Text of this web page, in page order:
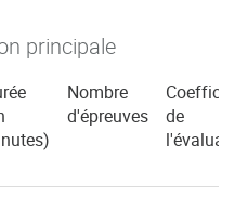
principale
Nombre
d'épreuves
de